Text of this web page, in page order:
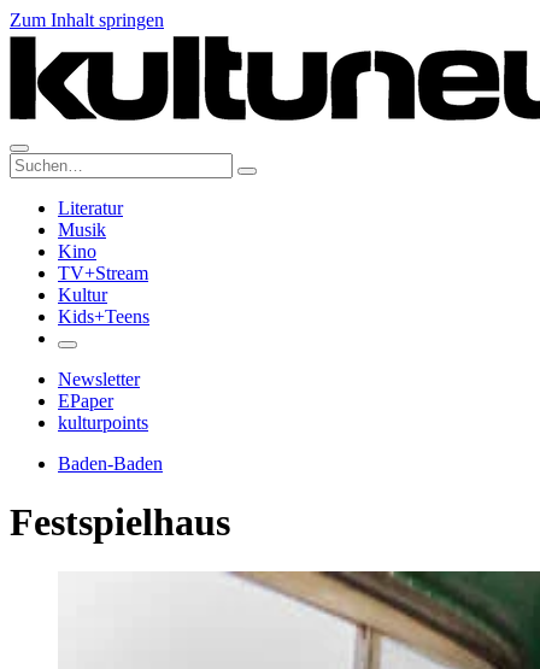
Zum Inhalt springen
Suche:
Literatur
Musik
Kino
TV+Stream
Kultur
Kids+Teens
Newsletter
EPaper
kulturpoints
Baden-Baden
Festspielhaus